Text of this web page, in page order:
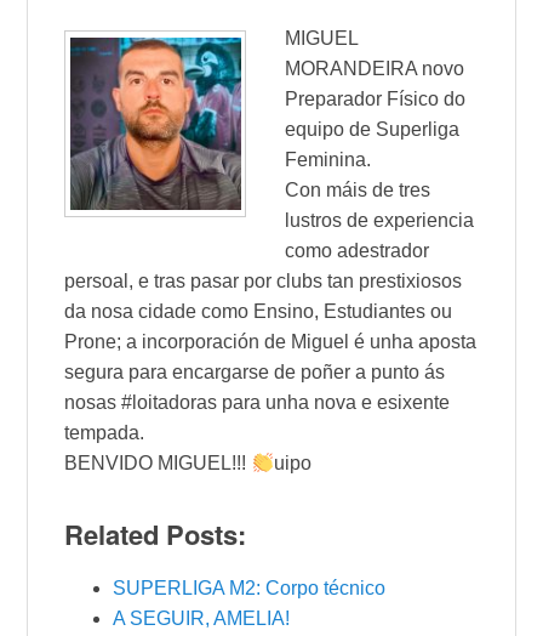
MIGUEL
MORANDEIRA novo
Preparador Físico do
equipo de Superliga
Feminina.
Con máis de tres
lustros de experiencia
como adestrador
persoal, e tras pasar por clubs tan prestixiosos
da nosa cidade como Ensino, Estudiantes ou
Prone; a incorporación de Miguel é unha aposta
segura para encargarse de poñer a punto ás
nosas #loitadoras para unha nova e esixente
tempada.
BENVIDO MIGUEL!!!
uipo
Related Posts:
SUPERLIGA M2: Corpo técnico
A SEGUIR, AMELIA!